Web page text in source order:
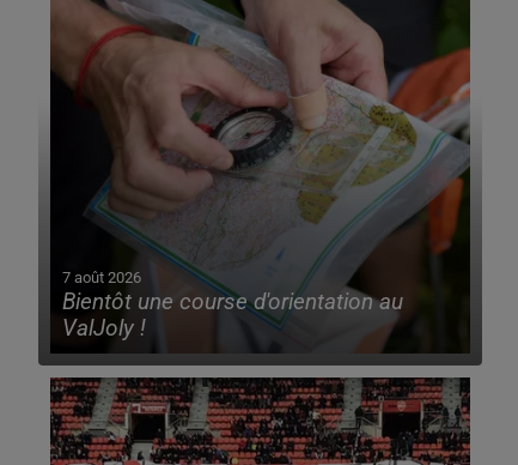
7 août 2026
Bientôt une course d'orientation au
ValJoly !